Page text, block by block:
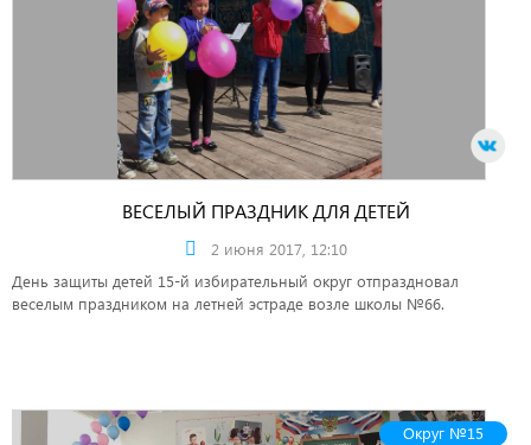
ВЕСЕЛЫЙ ПРАЗДНИК ДЛЯ ДЕТЕЙ
2 июня 2017, 12:10
День защиты детей 15-й избирательный округ отпраздновал
веселым праздником на летней эстраде возле школы №66.
Округ №15